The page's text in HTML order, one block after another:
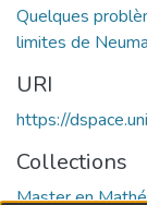
Quelques
limites de
URI
https://
Collections
Master en